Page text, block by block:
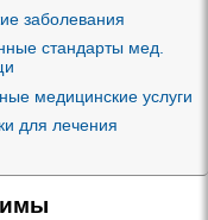
Запись
от
заболевания
стандарты мед.
медицинские услуги
для лечения